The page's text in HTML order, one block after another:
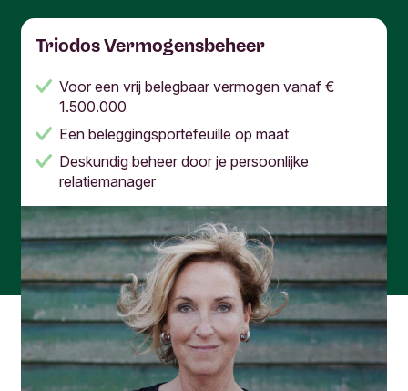
Triodos Vermogensbeheer
Voor een vrij belegbaar vermogen vanaf €
1.500.000
Een beleggingsportefeuille op maat
Deskundig beheer door je persoonlijke
relatiemanager